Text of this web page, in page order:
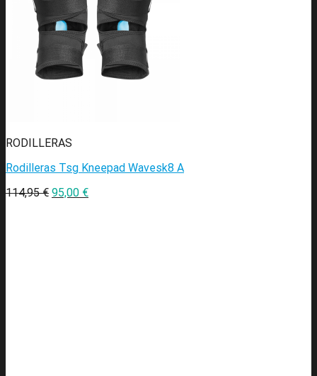
RODILLERAS
Rodilleras Tsg Kneepad Wavesk8 A
114,95€ 95,00 €